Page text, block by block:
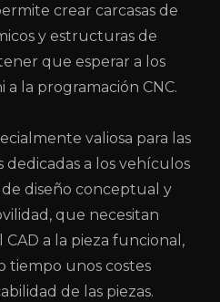
crear carcasas de
y estructuras de
que esperar a los
la programación CNC.
valiosa para las
a los vehículos
diseño conceptual y
que necesitan
a la pieza funcional,
tiempo unos costes
de las piezas.